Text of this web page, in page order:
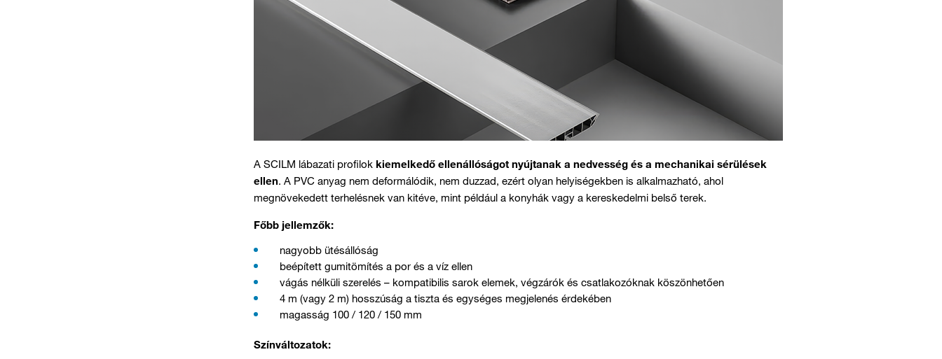
A SCILM lábazati profilok kiemelkedő ellenállóságot nyújtanak a nedvesség és a mechanikai sérülések
ellen. A PVC anyag nem deformálódik, nem duzzad, ezért olyan helyiségekben is alkalmazható, ahol
megnövekedett terhelésnek van kitéve, mint például a konyhák vagy a kereskedelmi belső terek.
Főbb jellemzők:
nagyobb ütésállóság
beépített gumitömítés a por és a víz ellen
vágás nélküli szerelés – kompatibilis sarok elemek, végzárók és csatlakozóknak köszönhetően
4 m (vagy 2 m) hosszúság a tiszta és egységes megjelenés érdekében
magasság 100 / 120 / 150 mm
Színváltozatok: